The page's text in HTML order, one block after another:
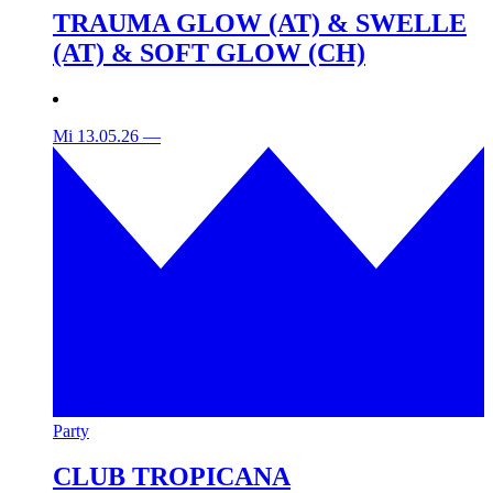
TRAUMA GLOW (AT) & SWELLE
(AT) & SOFT GLOW (CH)
Mi 13.05.26 —
Party
CLUB TROPICANA